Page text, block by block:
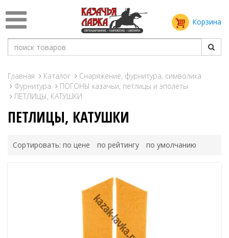
Корзина
Главная Каталог
Снаряжение, фурнитура, символика
Фурнитура
ПОГОНЫ казачьи, петлицы и эполеты
ПЕТЛИЦЫ, КАТУШКИ
ПЕТЛИЦЫ, КАТУШКИ
Сортировать: по цене по рейтингу по умолчанию